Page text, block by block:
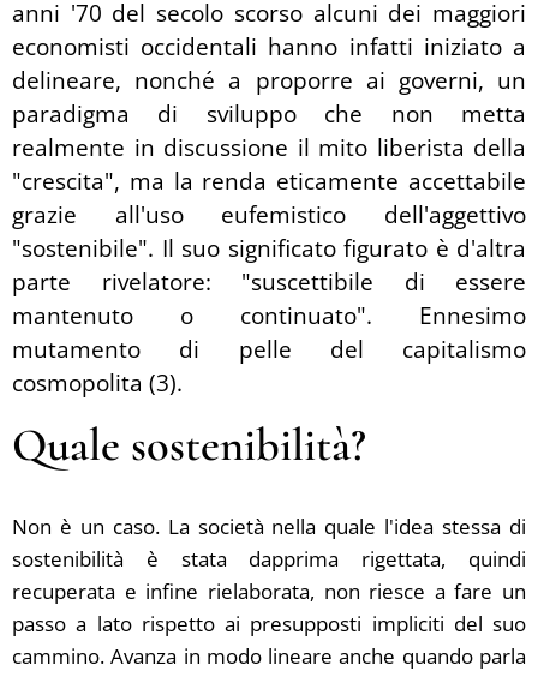
anni '70 del secolo scorso alcuni dei maggiori
economisti occidentali hanno infatti iniziato a
delineare, nonché a proporre ai governi, un
paradigma di sviluppo che non metta
realmente in discussione il mito liberista della
"crescita", ma la renda eticamente accettabile
grazie all'uso eufemistico dell'aggettivo
"sostenibile". Il suo significato figurato è d'altra
parte rivelatore: "suscettibile di essere
mantenuto o continuato". Ennesimo
mutamento di pelle del capitalismo
cosmopolita (3).
Quale sostenibilità?
Non è un caso. La società nella quale l'idea stessa di
sostenibilità è stata dapprima rigettata, quindi
recuperata e infine rielaborata, non riesce a fare un
passo a lato rispetto ai presupposti impliciti del suo
cammino. Avanza in modo lineare anche quando parla